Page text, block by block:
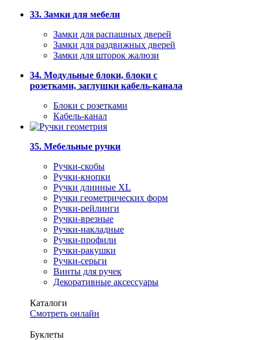
33. Замки для мебели
Замки для распашных дверей
Замки для раздвижных дверей
Замки для шторок жалюзи
34. Модульные блоки, блоки с
розетками, заглушки кабель-канала
Блоки с розетками
Кабель-канал
35. Мебельные ручки
Ручки-скобы
Ручки-кнопки
Ручки длинные XL
Ручки геометрических форм
Ручки-рейлинги
Ручки-врезные
Ручки-накладные
Ручки-профили
Ручки-ракушки
Ручки-серьги
Винты для ручек
Декоративные аксессуары
Каталоги
Смотреть онлайн
Буклеты